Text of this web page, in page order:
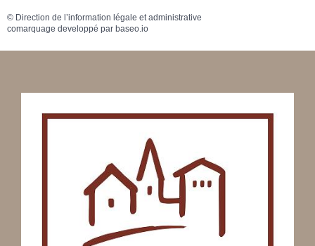
© Direction de l’information légale et administrative
comarquage developpé par baseo.io